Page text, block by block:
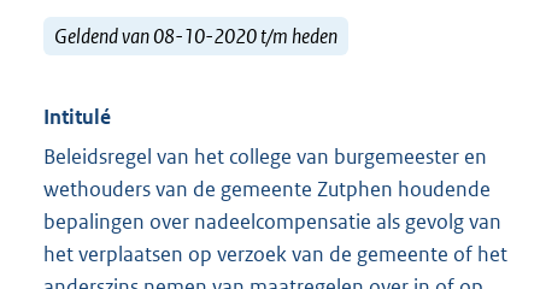
Geldend van 08-10-2020 t/m heden
Intitulé
Beleidsregel van het college van burgemeester en
wethouders van de gemeente Zutphen houdende
bepalingen over nadeelcompensatie als gevolg van
het verplaatsen op verzoek van de gemeente of het